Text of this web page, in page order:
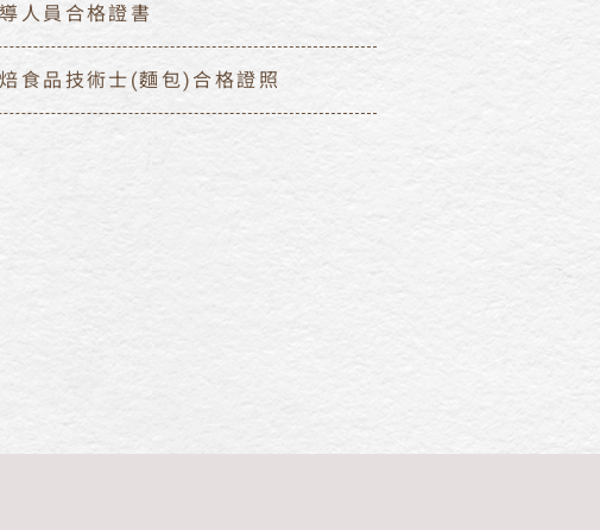
人員合格證書
食品技術士(麵包)合格證照